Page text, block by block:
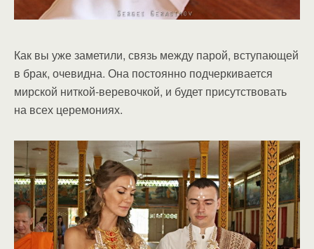
Как вы уже заметили, связь между парой, вступающей
в брак, очевидна. Она постоянно подчеркивается
мирской ниткой-веревочкой, и будет присутствовать
на всех церемониях.